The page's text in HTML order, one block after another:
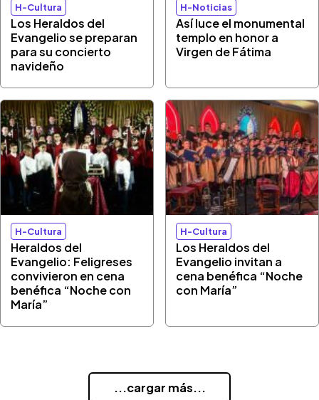
H-Cultura
Los Heraldos del
Evangelio se preparan
para su concierto
navideño
H-Noticias
Así luce el monumental
templo en honor a
Virgen de Fátima
H-Cultura
Heraldos del
Evangelio: Feligreses
convivieron en cena
benéfica “Noche con
María”
H-Cultura
Los Heraldos del
Evangelio invitan a
cena benéfica “Noche
con María”
...cargar más...